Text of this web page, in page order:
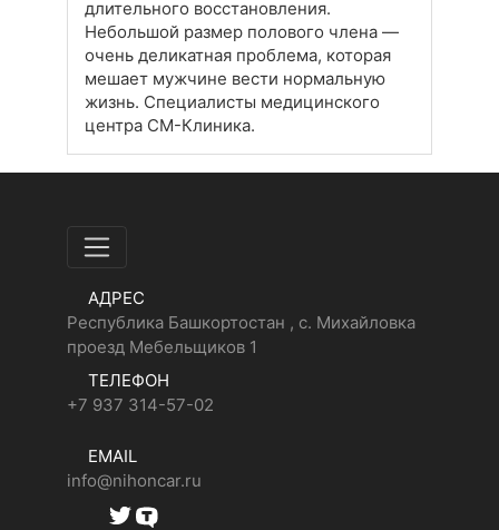
длительного восстановления.
Небольшой размер полового члена —
очень деликатная проблема, которая
мешает мужчине вести нормальную
жизнь. Специалисты медицинского
центра СМ-Клиника.
АДРЕС
Республика Башкортостан , с. Михайловка
проезд Мебельщиков 1
ТЕЛЕФОН
+7 937 314-57-02
EMAIL
info@nihoncar.ru